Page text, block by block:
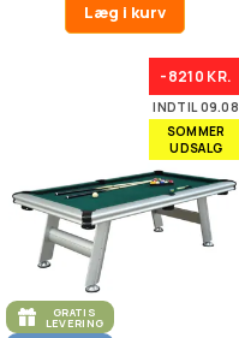
Læg i kurv
-8210 KR.
INDTIL 09.08
SOMMER
UDSALG
GRATIS
LEVERING